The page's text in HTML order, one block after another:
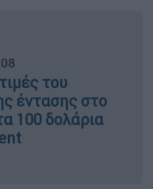
του
έντασης στo
100 δολάρια